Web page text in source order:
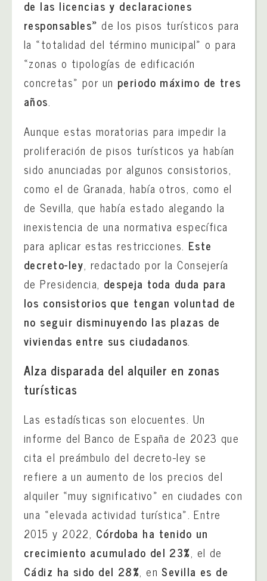
de las licencias y declaraciones
responsables» de los pisos turísticos para
la «totalidad del término municipal» o para
«zonas o tipologías de edificación
concretas» por un periodo máximo de tres
años.
Aunque estas moratorias para impedir la
proliferación de pisos turísticos ya habían
sido anunciadas por algunos consistorios,
como el de Granada, había otros, como el
de Sevilla, que había estado alegando la
inexistencia de una normativa específica
para aplicar estas restricciones. Este
decreto-ley, redactado por la Consejería
de Presidencia, despeja toda duda para
los consistorios que tengan voluntad de
no seguir disminuyendo las plazas de
viviendas entre sus ciudadanos.
Alza disparada del alquiler en zonas
turísticas
Las estadísticas son elocuentes. Un
informe del Banco de España de 2023 que
cita el preámbulo del decreto-ley se
refiere a un aumento de los precios del
alquiler «muy significativo» en ciudades con
una «elevada actividad turística». Entre
2015 y 2022, Córdoba ha tenido un
crecimiento acumulado del 23%, el de
Cádiz ha sido del 28%, enSevilla es de